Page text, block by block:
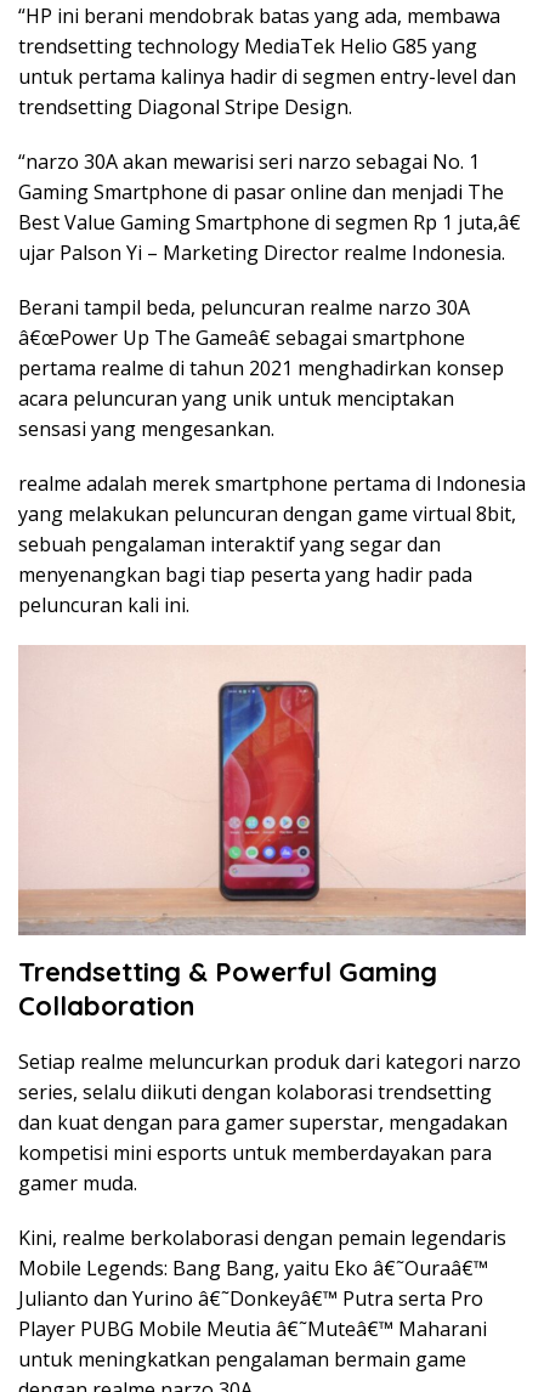
“HP ini berani mendobrak batas yang ada, membawa
trendsetting technology MediaTek Helio G85 yang
untuk pertama kalinya hadir di segmen entry-level dan
trendsetting Diagonal Stripe Design.
“narzo 30A akan mewarisi seri narzo sebagai No. 1
Gaming Smartphone di pasar online dan menjadi The
Best Value Gaming Smartphone di segmen Rp 1 juta,â€
ujar Palson Yi – Marketing Director realme Indonesia.
Berani tampil beda, peluncuran realme narzo 30A
â€œPower Up The Gameâ€ sebagai smartphone
pertama realme di tahun 2021 menghadirkan konsep
acara peluncuran yang unik untuk menciptakan
sensasi yang mengesankan.
realme adalah merek smartphone pertama di Indonesia
yang melakukan peluncuran dengan game virtual 8bit,
sebuah pengalaman interaktif yang segar dan
menyenangkan bagi tiap peserta yang hadir pada
peluncuran kali ini.
Trendsetting & Powerful Gaming
Collaboration
Setiap realme meluncurkan produk dari kategori narzo
series, selalu diikuti dengan kolaborasi trendsetting
dan kuat dengan para gamer superstar, mengadakan
kompetisi mini esports untuk memberdayakan para
gamer muda.
Kini, realme berkolaborasi dengan pemain legendaris
Mobile Legends: Bang Bang, yaitu Eko â€˜Ouraâ€™
Julianto dan Yurino â€˜Donkeyâ€™ Putra serta Pro
Player PUBG Mobile Meutia â€˜Muteâ€™ Maharani
untuk meningkatkan pengalaman bermain game